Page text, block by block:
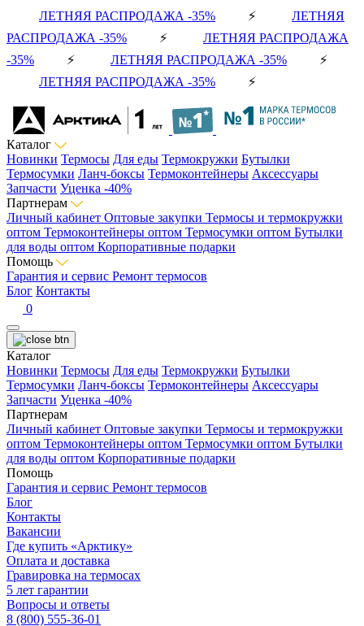
ЛЕТНЯЯ РАСПРОДАЖА -35% ⚡ ЛЕТНЯЯ
РАСПРОДАЖА -35% ⚡ ЛЕТНЯЯ РАСПРОДАЖА
-35% ⚡ ЛЕТНЯЯ РАСПРОДАЖА -35% ⚡
ЛЕТНЯЯ РАСПРОДАЖА -35% ⚡
Каталог
Новинки Термосы Для еды Термокружки Бутылки
Термосумки Ланч-боксы Термоконтейнеры Аксессуары
Запчасти Уценка -40%
Партнерам
Личный кабинет Оптовые закупки Термосы и термокружки
оптом Термоконтейнеры оптом Термосумки оптом Бутылки
для воды оптом Корпоративные подарки
Помощь
Гарантия и сервис Ремонт термосов
Блог Контакты
0
Каталог
Новинки Термосы Для еды Термокружки Бутылки
Термосумки Ланч-боксы Термоконтейнеры Аксессуары
Запчасти Уценка -40%
Партнерам
Личный кабинет Оптовые закупки Термосы и термокружки
оптом Термоконтейнеры оптом Термосумки оптом Бутылки
для воды оптом Корпоративные подарки
Помощь
Гарантия и сервис Ремонт термосов
Блог
Контакты
Вакансии
Где купить «Арктику»
Оплата и доставка
Гравировка на термосах
5 лет гарантии
Вопросы и ответы
8 (800) 555-36-01